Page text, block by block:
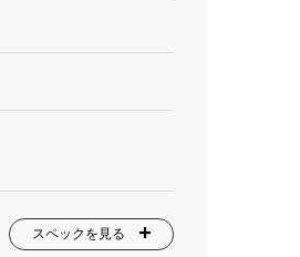
スペックを見る